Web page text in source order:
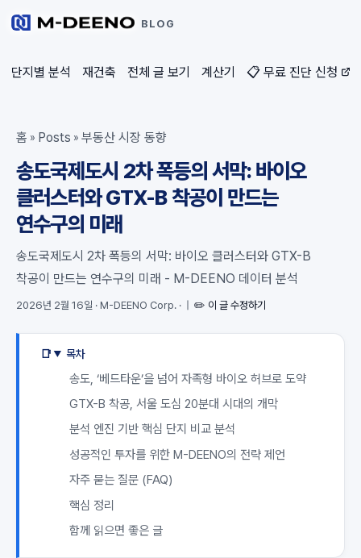
BLOG
단지별 분석 재건축 전체 글 보기 계산기 📋 무료 진단 신청
홈 » Posts » 부동산 시장 동향
송도국제도시 2차 폭등의 서막: 바이오
클러스터와 GTX-B 착공이 만드는
연수구의 미래
송도국제도시 2차 폭등의 서막: 바이오 클러스터와 GTX-B
착공이 만드는 연수구의 미래 - M-DEENO 데이터 분석
2026년 2월 16일 · M-DEENO Corp. · ✏️ 이 글 수정하기
목차
송도, ‘베드타운’을 넘어 자족형 바이오 허브로 도약
GTX-B 착공, 서울 도심 20분대 시대의 개막
분석 엔진 기반 핵심 단지 비교 분석
성공적인 투자를 위한 M-DEENO의 전략 제언
자주 묻는 질문 (FAQ)
핵심 정리
함께 읽으면 좋은 글